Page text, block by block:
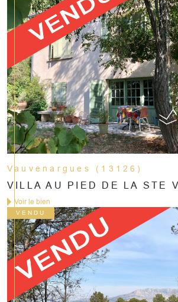
Vauvenargues (13126)
VILLA AU PIED DE LA STE
Voir le bien
VENDU